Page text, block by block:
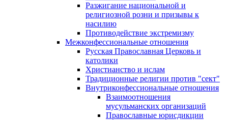
Разжигание национальной и
религиозной розни и призывы к
насилию
Противодействие экстремизму
Межконфессиональные отношения
Русская Православная Церковь и
католики
Христианство и ислам
Традиционные религии против "сект"
Внутриконфессиональные отношения
Взаимоотношения
мусульманских организаций
Православные юрисдикции